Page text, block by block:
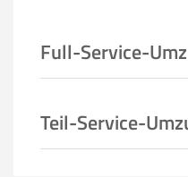
Full-Service-
Teil-Service-